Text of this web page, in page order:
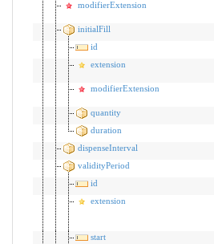
modifierExtension
initialFill
id
extension
modifierExtension
quantity
duration
dispenseInterval
validityPeriod
id
extension
start